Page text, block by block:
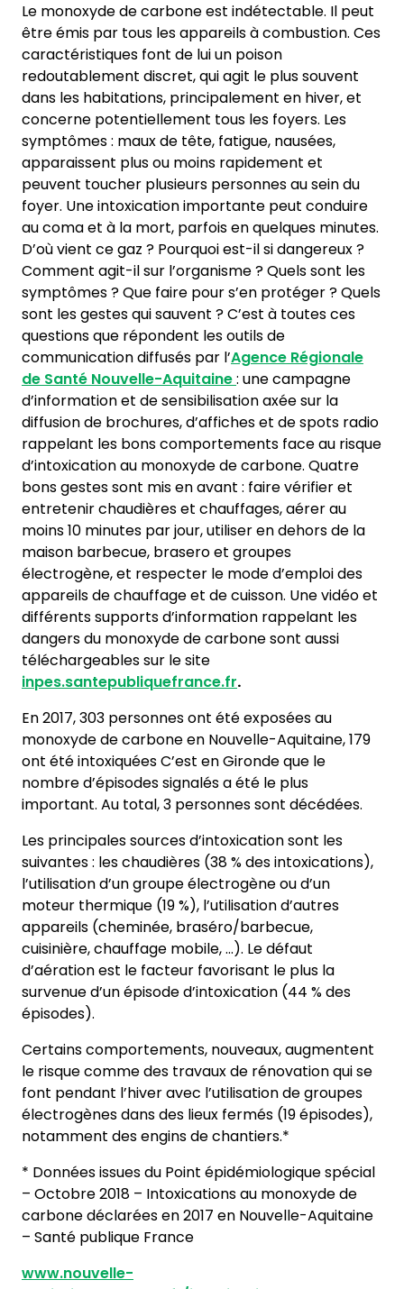
Le monoxyde de carbone est indétectable. Il peut
être émis par tous les appareils à combustion. Ces
caractéristiques font de lui un poison
redoutablement discret, qui agit le plus souvent
dans les habitations, principalement en hiver, et
concerne potentiellement tous les foyers. Les
symptômes : maux de tête, fatigue, nausées,
apparaissent plus ou moins rapidement et
peuvent toucher plusieurs personnes au sein du
foyer. Une intoxication importante peut conduire
au coma et à la mort, parfois en quelques minutes.
D’où vient ce gaz ? Pourquoi est-il si dangereux ?
Comment agit-il sur l’organisme ? Quels sont les
symptômes ? Que faire pour s’en protéger ? Quels
sont les gestes qui sauvent ? C’est à toutes ces
questions que répondent les outils de
communication diffusés par l’Agence Régionale
de Santé Nouvelle-Aquitaine: une campagne
d’information et de sensibilisation axée sur la
diffusion de brochures, d’affiches et de spots radio
rappelant les bons comportements face au risque
d’intoxication au monoxyde de carbone. Quatre
bons gestes sont mis en avant : faire vérifier et
entretenir chaudières et chauffages, aérer au
moins 10 minutes par jour, utiliser en dehors de la
maison barbecue, brasero et groupes
électrogène, et respecter le mode d’emploi des
appareils de chauffage et de cuisson. Une vidéo et
différents supports d’information rappelant les
dangers du monoxyde de carbone sont aussi
téléchargeables sur le site
inpes.santepubliquefrance.fr.
En 2017, 303 personnes ont été exposées au
monoxyde de carbone en Nouvelle-Aquitaine, 179
ont été intoxiquées C’est en Gironde que le
nombre d’épisodes signalés a été le plus
important. Au total, 3 personnes sont décédées.
Les principales sources d’intoxication sont les
suivantes : les chaudières (38 % des intoxications),
l’utilisation d’un groupe électrogène ou d’un
moteur thermique (19 %), l’utilisation d’autres
appareils (cheminée, braséro/barbecue,
cuisinière, chauffage mobile, …). Le défaut
d’aération est le facteur favorisant le plus la
survenue d’un épisode d’intoxication (44 % des
épisodes).
Certains comportements, nouveaux, augmentent
le risque comme des travaux de rénovation qui se
font pendant l’hiver avec l’utilisation de groupes
électrogènes dans des lieux fermés (19 épisodes),
notamment des engins de chantiers.*
* Données issues du Point épidémiologique spécial
– Octobre 2018 – Intoxications au monoxyde de
carbone déclarées en 2017 en Nouvelle-Aquitaine
– Santé publique France
www.nouvelle-